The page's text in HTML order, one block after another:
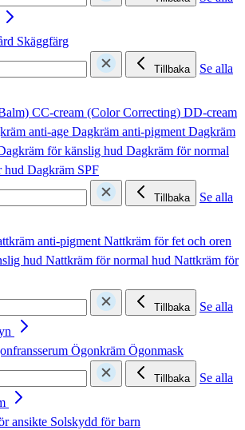
Skäggfärg
Tillbaka
Se alla
CC-cream (Color Correcting) DD-cream
anti-age Dagkräm anti-pigmentDagkräm
för känslig hud Dagkräm för normal
hud Dagkräm SPF
Tillbaka
Se alla
anti-pigmentNattkräm för fet och oren
hud Nattkräm för normal hud Nattkräm för
Tillbaka
Se alla
Ögonkräm Ögonmask
Tillbaka
Se alla
ansikte Solskydd för barn